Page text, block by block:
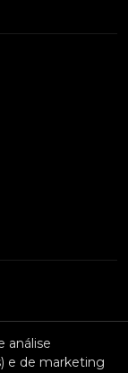
análise
e de marketing